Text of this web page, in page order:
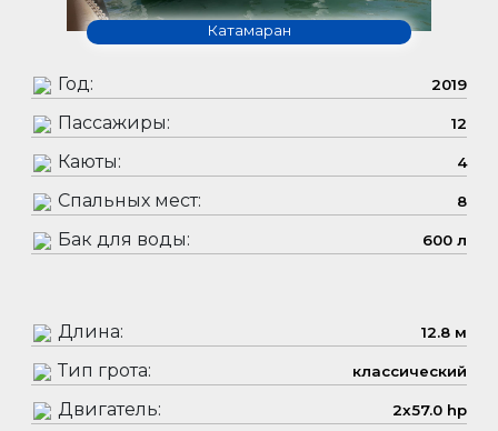
Катамаран
Год: 2019
Пассажиры: 12
Каюты: 4
Спальных мест: 8
Бак для воды: 600 л
Длина: 12.8 м
Тип грота: классический
Двигатель: 2x57.0 hp